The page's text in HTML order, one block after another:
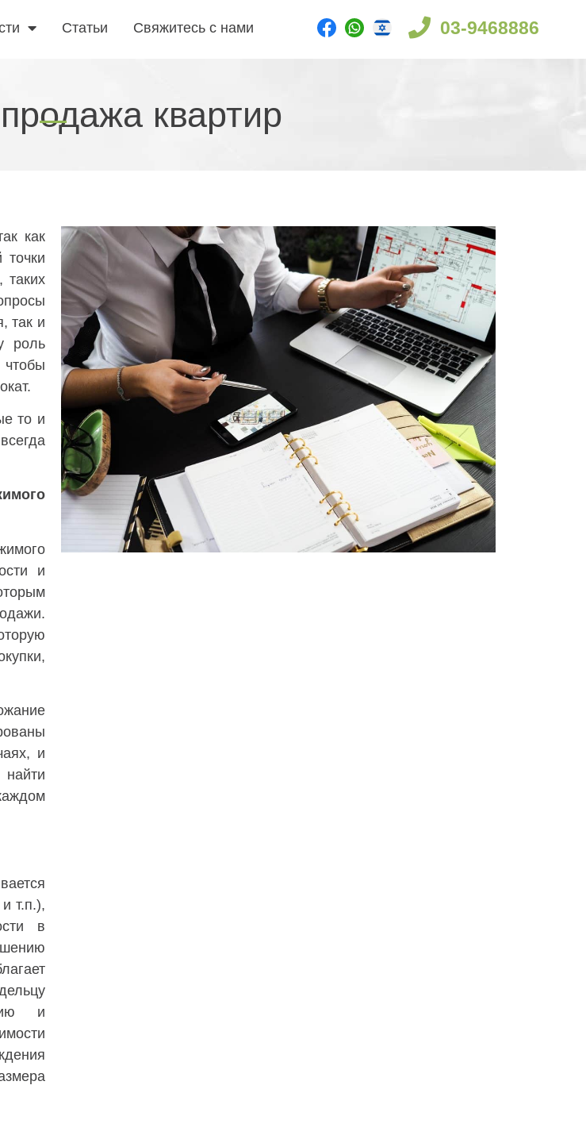
Статьи Свяжитесь с нами​ 03-9468886
квартир​
как
точки
таких
так и
роль
чтобы
то и
и
и
т.п.),
в
и